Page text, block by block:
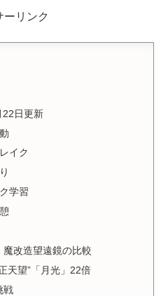
ーリンク
日更新
イク
学習
魔改造望遠鏡の比較
天望”「月光」22倍
戦